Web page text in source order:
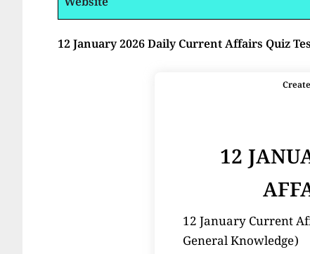
Website
12 January 2026 Daily Current Affairs Quiz
12
12 January Current
General Knowledge)